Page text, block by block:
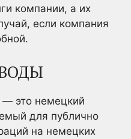
компании, а их
если компания
это немецкий
для публично
на немецких